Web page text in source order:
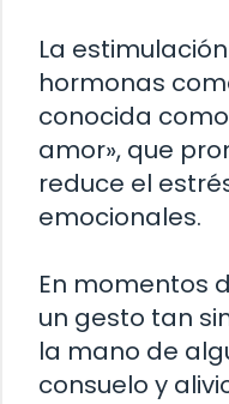
La
hormonas
conocida
amor», que
reduce el
emocionales.
En momentos
un gesto tan
la mano de
consuelo y